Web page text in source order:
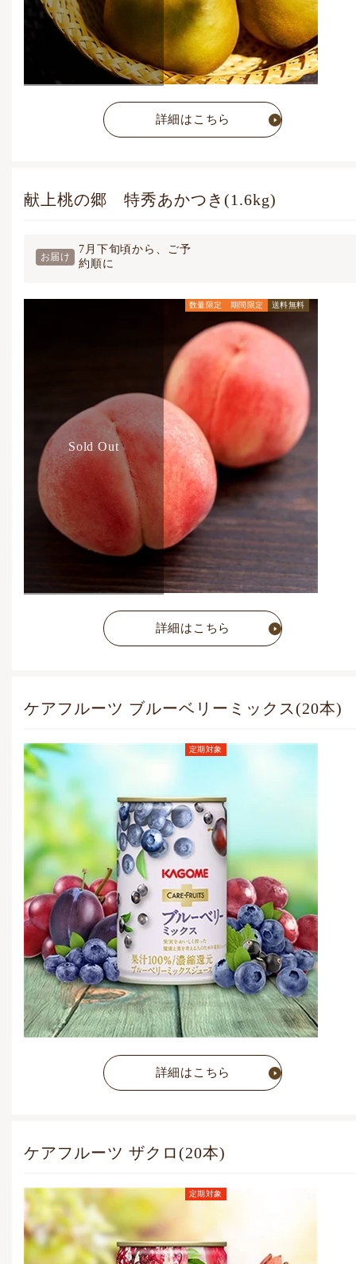
詳細はこちら
献上桃の郷 特秀あかつき(1.6kg)
お届け
7月下旬頃から、ご予
約順に
Sold Out
数量限定 期間限定 送料無料
通常価格
6,480 円 (税込)
詳細はこちら
ケアフルーツ ブルーベリーミックス(20本)
定期対象
5,054
通常価格
5,832 円 (税込)
詳細はこちら
ケアフルーツ ザクロ(20本)
定期対象
(毎月1点)
5,054
(税込)